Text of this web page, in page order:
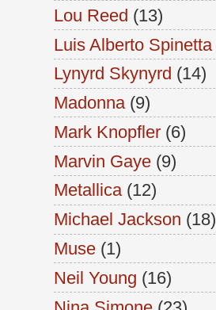
Lou Reed (13)
Luis Alberto Spinetta
Lynyrd Skynyrd (14)
Madonna (9)
Mark Knopfler (6)
Marvin Gaye (9)
Metallica (12)
Michael Jackson (18)
Muse (1)
Neil Young (16)